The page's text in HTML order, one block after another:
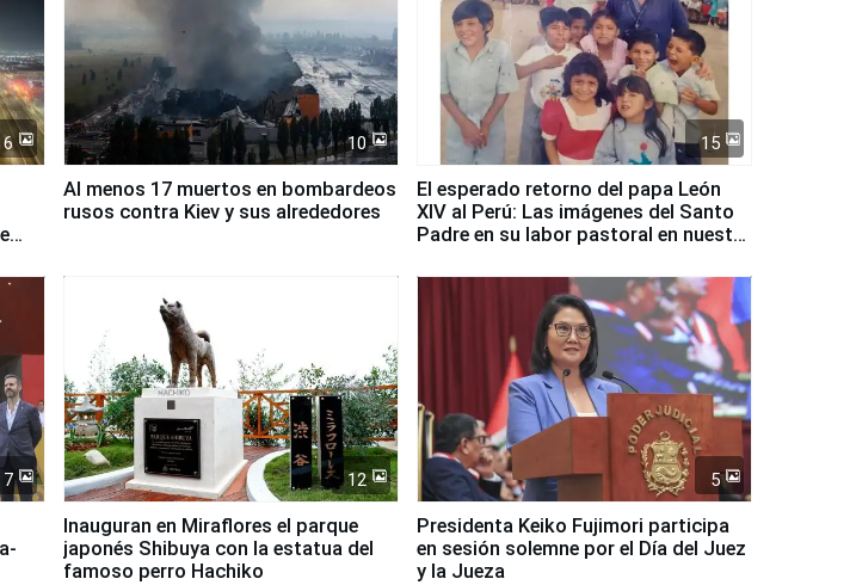
6 10
Al menos 17 muertos en bombardeos
rusos contra Kiev y sus alrededores
15
El esperado retorno del papa León
XIV al Perú: Las imágenes del Santo
Padre en su labor pastoral en nuestro
7 12
Inauguran en Miraflores el parque
japonés Shibuya con la estatua del
famoso perro Hachiko
5
Presidenta Keiko Fujimori participa
en sesión solemne por el Día del Juez
y la Jueza